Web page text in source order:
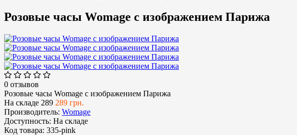
Розовые часы Womage с изображением Парижа
0 отзывов
Розовые часы Womage с изображением Парижа
На складе 289 289 грн.
Производитель: Womage
Доступность: На складе
Код товара: 335-pink